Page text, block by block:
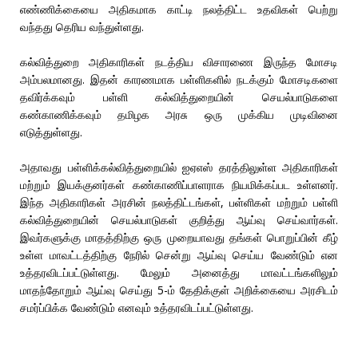
எண்ணிக்கையை அதிகமாக காட்டி நலத்திட்ட உதவிகள் பெற்று
வந்தது தெரிய வந்துள்ளது.
கல்வித்துறை அதிகாரிகள் நடத்திய விசாரணை இருந்த மோசடி
அம்பலமானது. இதன் காரணமாக பள்ளிகளில் நடக்கும் மோசடிகளை
தவிர்க்கவும் பள்ளி கல்வித்துறையின் செயல்பாடுகளை
கண்காணிக்கவும் தமிழக அரசு ஒரு முக்கிய முடிவினை
எடுத்துள்ளது.
அதாவது பள்ளிக்கல்வித்துறையில் ஐஏஎஸ் தரத்திலுள்ள அதிகாரிகள்
மற்றும் இயக்குனர்கள் கண்காணிப்பாளராக நியமிக்கப்பட உள்ளனர்.
இந்த அதிகாரிகள் அரசின் நலத்திட்டங்கள், பள்ளிகள் மற்றும் பள்ளி
கல்வித்துறையின் செயல்பாடுகள் குறித்து ஆய்வு செய்வார்கள்.
இவர்களுக்கு மாதத்திற்கு ஒரு முறையாவது தங்கள் பொறுப்பின் கீழ்
உள்ள மாவட்டத்திற்கு நேரில் சென்று ஆய்வு செய்ய வேண்டும் என
உத்தரவிடப்பட்டுள்ளது. மேலும் அனைத்து மாவட்டங்களிலும்
மாதந்தோறும் ஆய்வு செய்து 5-ம் தேதிக்குள் அறிக்கையை அரசிடம்
சமர்ப்பிக்க வேண்டும் எனவும் உத்தரவிடப்பட்டுள்ளது.